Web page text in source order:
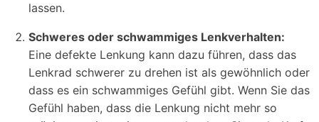
lassen.
Schweres oder schwammiges Lenkverhalten:
Eine defekte Lenkung kann dazu führen, dass das
Lenkrad schwerer zu drehen ist als gewöhnlich oder
dass es ein schwammiges Gefühl gibt. Wenn Sie das
Gefühl haben, dass die Lenkung nicht mehr so